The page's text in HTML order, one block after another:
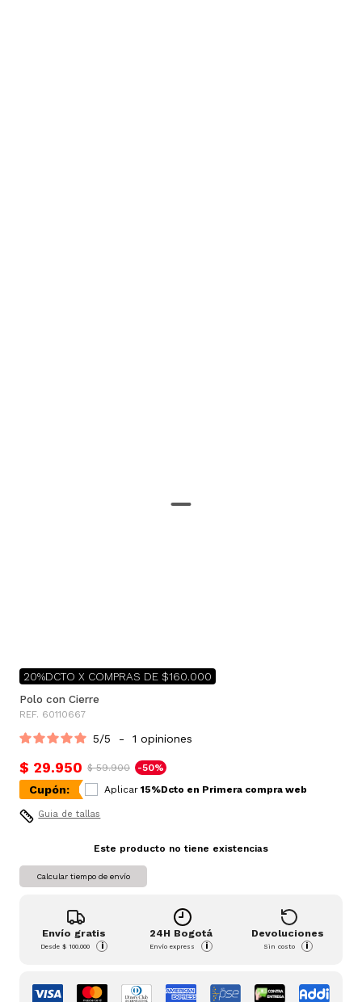
20%DCTO X COMPRAS DE $160.000
Polo con Cierre
REF. 60110667
5/5 - 1 opiniones
$ 29.950 $ 59.900 -50%
Cupón: Aplicar 15%Dcto en Primera compra web
Guia de tallas
Este producto no tiene existencias
Calcular tiempo de envío
Envío gratis
Desde$ 100.000 i
24H Bogotá
Envío express i
Devoluciones
Sin costo i